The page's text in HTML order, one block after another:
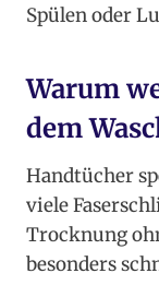
Spülen oder
Warum
dem
Handtücher
viele
Trocknung
besonders